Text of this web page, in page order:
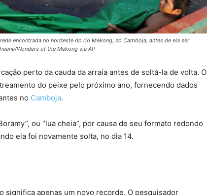
encontrada no nordeste do rio Mekong, no Camboja, antes de ela ser
Wonders of the Mekong via AP
perto da cauda da arraia antes de soltá-la de volta. O
do peixe pelo próximo ano, fornecendo dados
no Camboja.
ou “lua cheia”, por causa de seu formato redondo
ela foi novamente solta, no dia 14.
significa apenas um novo recorde. O pesquisador